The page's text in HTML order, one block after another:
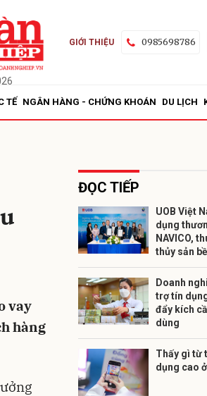
GIỚI THIỆU 0985698786
TẾ NGÂN HÀNG - CHỨNG KHOÁN DU LỊCH
vay
hàng
ĐỌC TIẾP
UOB Việt
dụng
NAVICO,
thủy sản
Doanh
trợ tín
đẩy kích
dùng
Thấy gì từ
dụng cao
Gửi